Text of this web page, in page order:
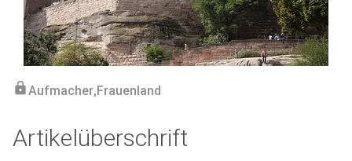
lockAufmacher,Frauenland
Artikelüberschrift